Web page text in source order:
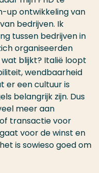
up ontwikkeling van
bedrijven. Ik
tussen bedrijven in
organiseerden
blijkt? Italië loopt
wendbaarheid
er een cultuur is
belangrijk zijn. Dus
meer aan
transactie voor
voor de winst en
is sowieso goed om